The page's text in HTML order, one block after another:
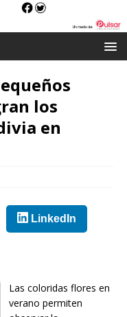
los
en
LinkedIn
Las coloridas flores en
verano permiten